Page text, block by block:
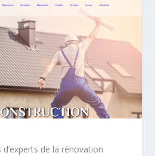
de la rénovation